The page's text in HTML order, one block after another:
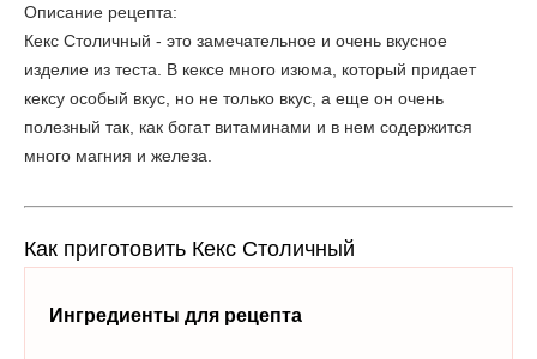
Описание рецепта:
Кекс Столичный - это замечательное и очень вкусное
изделие из теста. В кексе много изюма, который придает
кексу особый вкус, но не только вкус, а еще он очень
полезный так, как богат витаминами и в нем содержится
много магния и железа.
Как приготовить Кекс Столичный
Ингредиенты для рецепта